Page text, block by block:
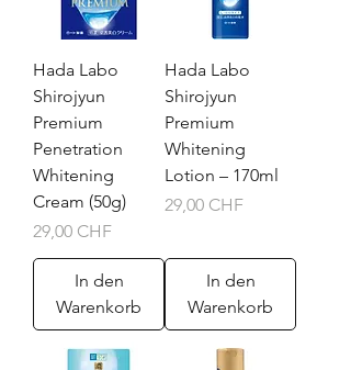
Hada Labo
Shirojyun
Premium
Penetration
Whitening
Cream (50g)
Preis
29,00 CHF
In den
Warenkorb
Hada Labo
Shirojyun
Premium
Whitening
Lotion – 170ml
Preis
29,00 CHF
In den
Warenkorb